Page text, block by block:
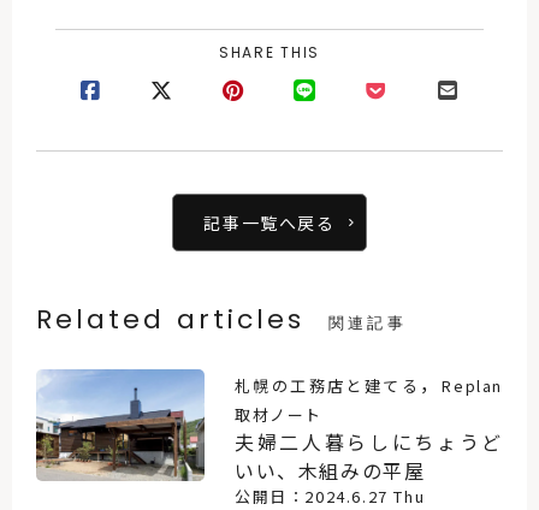
SHARE THIS
記事一覧へ戻る
Related articles 関連記事
札幌の工務店と建てる ，Replan
取材ノート
夫婦二人暮らしにちょうど
いい、木組みの平屋
公開日：2024.6.27 Thu